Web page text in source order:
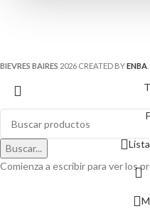
BIEVRES BAIRES 2026 CREATED BYENBA
Buscar...
Comienza a escribir para ver los